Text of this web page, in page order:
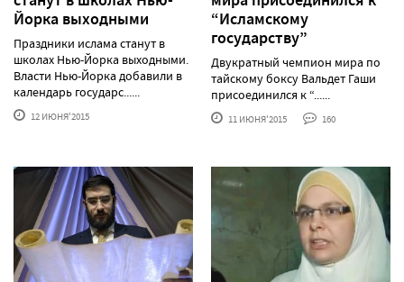
Йорка выходными
Праздники ислама станут в
школах Нью-Йорка выходными.
Власти Нью-Йорка добавили в
календарь государс......
12 ИЮНЯ'2015
“Исламскому
государству”
Двукратный чемпион мира по
тайскому боксу Вальдет Гаши
присоединился к “......
11 ИЮНЯ'2015 160